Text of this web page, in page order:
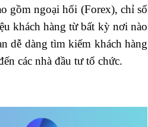
gồm ngoại hối (Forex), chỉ số
khách hàng từ bất kỳ nơi nào
dễ dàng tìm kiếm khách hàng
các nhà đầu tư tổ chức.